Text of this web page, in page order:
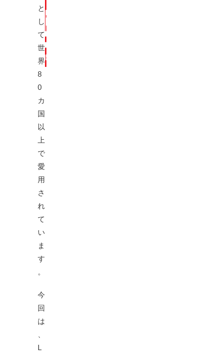
と
し
て
世
界
8
0
カ
国
以
上
で
愛
用
さ
れ
て
い
ま
す
。
今
回
は
、
L